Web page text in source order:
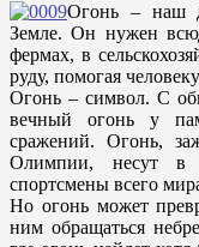
Огонь – наш
Земле. Он нужен
фермах, в
руду, помогая
Огонь – символ. С
вечный огонь у
сражений. Огонь,
Олимпии, несут в
спортсмены всего
Но огонь может
ним обращаться